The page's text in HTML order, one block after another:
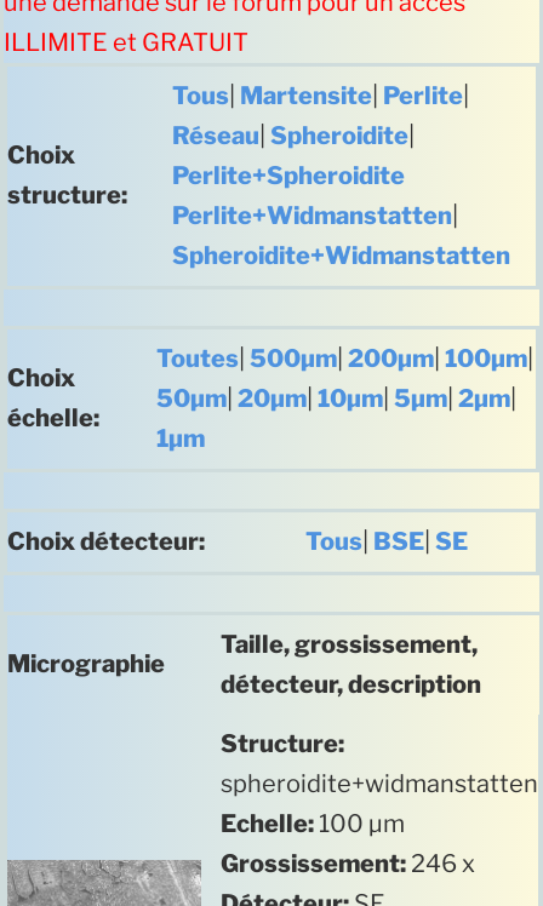
ILLIMITE et GRATUIT
Choix
structure:
Tous Martensite Perlite
Réseau Spheroidite
Perlite+Spheroidite
Perlite+Widmanstatten
Spheroidite+Widmanstatten
Choix
échelle:
Toutes 500µm 200µm 100µm
50µm 20µm 10µm 5µm 2µm
1µm
Choix détecteur: Tous BSE SE
Micrographie
Taille, grossissement,
détecteur, description
Structure:
spheroidite+widmanstatten
Echelle: 100 µm
Grossissement: 246 x